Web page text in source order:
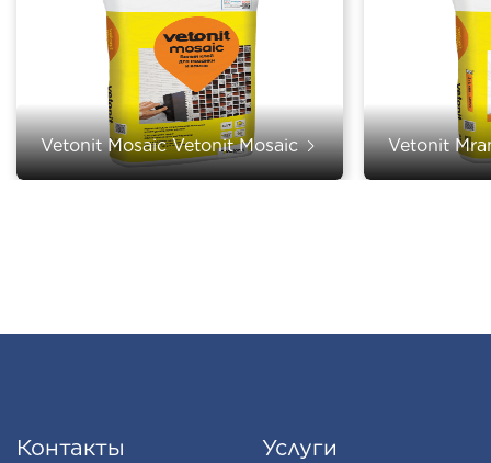
Vetonit Mosaic Vetonit Mosaic Vetonit
Контакты Услуги